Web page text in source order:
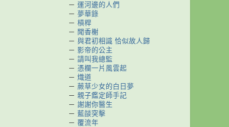
－ 運河邊的人們
－ 夢華錄
－ 槓桿
－ 聞香榭
－ 與君初相識 恰似故人歸
－ 影帝的公主
－ 請叫我總監
－ 憑欄一片風雲起
－ 熾道
－ 蕨草少女的白日夢
－ 親子鑑定師手記
－ 謝謝你醫生
－ 藍燄突擊
－ 覆流年